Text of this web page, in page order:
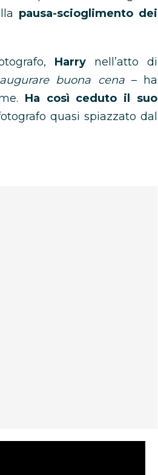
pausa-scioglimento dei
Harry nell’atto di
buona cena– ha
Ha così ceduto il suo
quasi spiazzato dal